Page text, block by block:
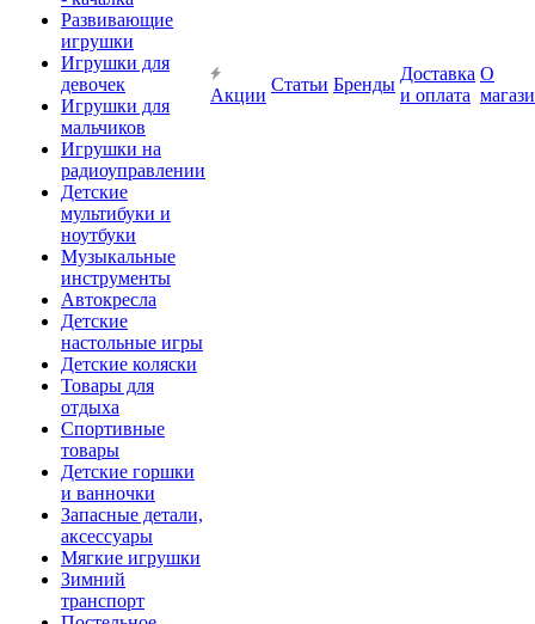
Развивающие
игрушки
Игрушки для
девочек
Игрушки для
мальчиков
Игрушки на
радиоуправлении
Детские
мультибуки и
ноутбуки
Музыкальные
инструменты
Автокресла
Детские
настольные игры
Детские коляски
Товары для
отдыха
Спортивные
товары
Детские горшки
и ванночки
Запасные детали,
аксессуары
Мягкие игрушки
Зимний
транспорт
Акции
Статьи Бренды
Доставка
и оплата
О